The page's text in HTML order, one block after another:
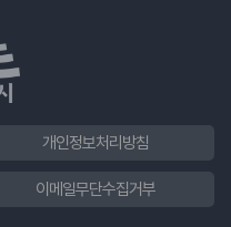
개인정보처리방침
이메일무단수집거부